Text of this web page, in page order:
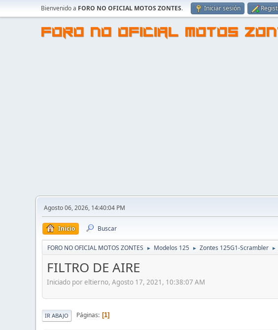
Bienvenido a FORO NO OFICIAL MOTOS ZONTES. Iniciar sesión
FORO NO OFICIAL MOTOS
Agosto 06, 2026, 14:40:04 PM
Inicio Buscar
FORO NO OFICIAL MOTOS ZONTES ► Modelos 125 ► Zontes 125G1-Scrambler ►
FILTRO DE AIRE
Iniciado por eltierno, Agosto 17, 2021, 10:38:07 AM
IR ABAJO Páginas 1